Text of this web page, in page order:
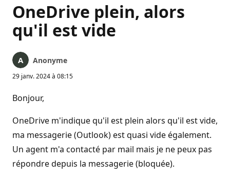
OneDrive plein, alors
qu'il est vide
Anonyme
29 janv. 2024 à 08:15
Bonjour,
OneDrive m'indique qu'il est plein alors qu'il est vide,
ma messagerie (Outlook) est quasi vide également.
Un agent m'a contacté par mail mais je ne peux pas
répondre depuis la messagerie (bloquée).